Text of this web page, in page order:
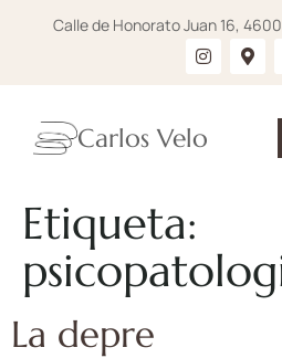
Calle de Honorato Juan 16,
Carlos Velo
Etiqueta:
La depre